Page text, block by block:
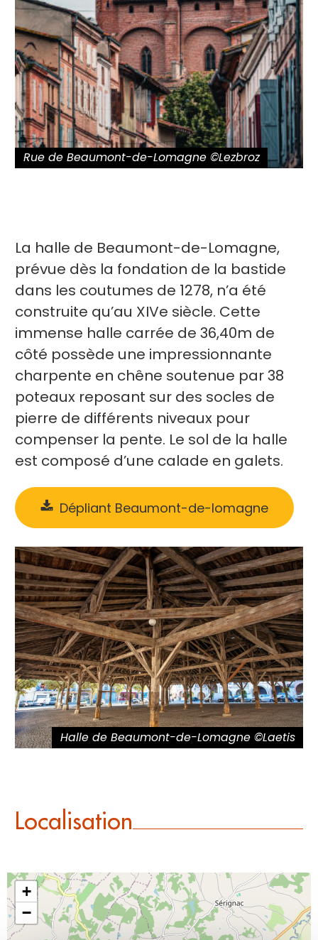
Rue de Beaumont-de-Lomagne ©Lezbroz
La halle de Beaumont-de-Lomagne,
prévue dès la fondation de la bastide
dans les coutumes de 1278, n’a été
construite qu’au XIVe siècle. Cette
immense halle carrée de 36,40m de
côté possède une impressionnante
charpente en chêne soutenue par 38
poteaux reposant sur des socles de
pierre de différents niveaux pour
compenser la pente. Le sol de la halle
est composé d’une calade en galets.
Dépliant Beaumont-de-lomagne
Halle de Beaumont-de-Lomagne ©Laetis
Localisation
+
−